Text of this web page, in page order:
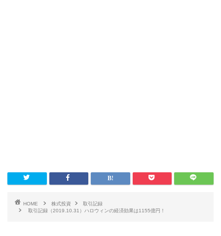
HOME 株式投資
取引記録
取引記録（2019.10.31）ハロウィンの経済効果は1155億円！